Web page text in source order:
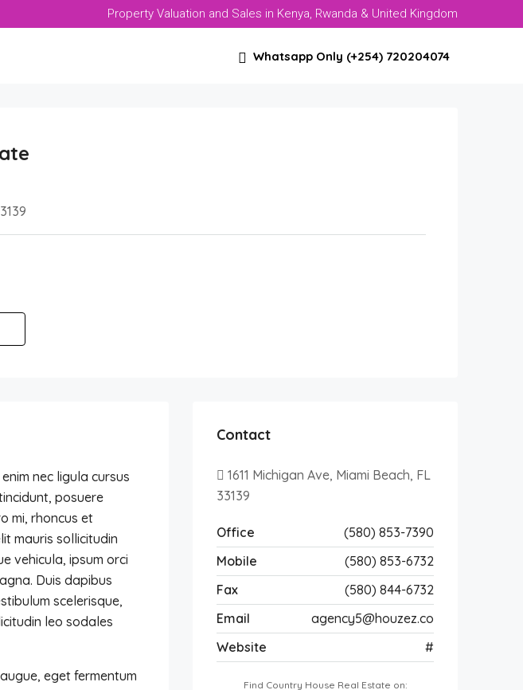
Property Valuation and Sales in Kenya, Rwanda & United Kingdom
Whatsapp Only (+254) 720204074
nec ligula cursus
posuere
mi, rhoncus et
mauris sollicitudin
vehicula, ipsum orci
Duis dapibus
scelerisque,
leo sodales
eget fermentum
Contact
1611 Michigan Ave, Miami Beach, FL
33139
Office
(580) 853-7390
Mobile
(580) 853-6732
Fax
(580) 844-6732
Email
agency5@houzez.co
Website
#
Find Country House Real Estate on: